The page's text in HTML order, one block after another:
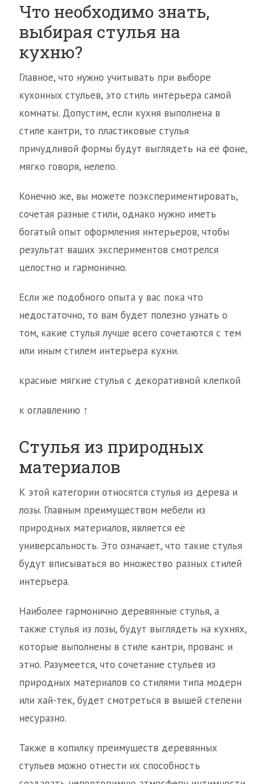
Что необходимо знать,
выбирая стулья на
кухню?
Главное, что нужно учитывать при выборе
кухонных стульев, это стиль интерьера самой
комнаты. Допустим, если кухня выполнена в
стиле кантри, то пластиковые стулья
причудливой формы будут выглядеть на её фоне,
мягко говоря, нелепо.
Конечно же, вы можете поэкспериментировать,
сочетая разные стили, однако нужно иметь
богатый опыт оформления интерьеров, чтобы
результат ваших экспериментов смотрелся
целостно и гармонично.
Если же подобного опыта у вас пока что
недостаточно, то вам будет полезно узнать о
том, какие стулья лучше всего сочетаются с тем
или иным стилем интерьера кухни.
красные мягкие стулья с декоративной клепкой
к оглавлению ↑
Стулья из природных
материалов
К этой категории относятся стулья из дерева и
лозы. Главным преимуществом мебели из
природных материалов, является её
универсальность. Это означает, что такие стулья
будут вписываться во множество разных стилей
интерьера.
Наиболее гармонично деревянные стулья, а
также стулья из лозы, будут выглядеть на кухнях,
которые выполнены в стиле кантри, прованс и
этно. Разумеется, что сочетание стульев из
природных материалов со стилями типа модерн
или хай-тек, будет смотреться в вышей степени
несуразно.
Также в копилку преимуществ деревянных
стульев можно отнести их способность